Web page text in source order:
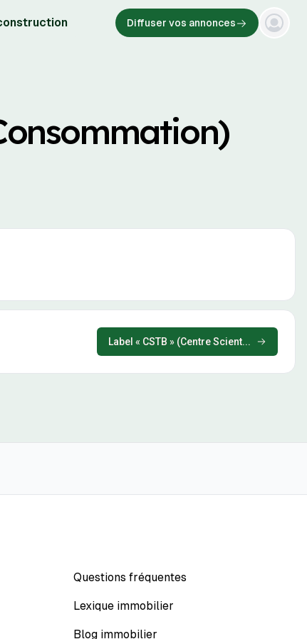
Diffuser vos annonces
Label « CSTB » (Centre Scient...
Questions fréquentes
Lexique immobilier
Blog immobilier